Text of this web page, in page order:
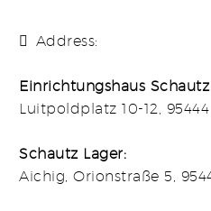
Address:
Einrichtungshaus
Luitpoldplatz 10-12,
Schautz Lager:
Aichig, Orionstraße 5,